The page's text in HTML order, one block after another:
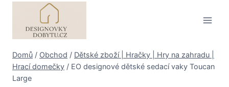
Domů / Obchod / Dětské zboží | Hračky | Hry na zahradu |
Hrací domečky / EO designové dětské sedací vaky Toucan
Large